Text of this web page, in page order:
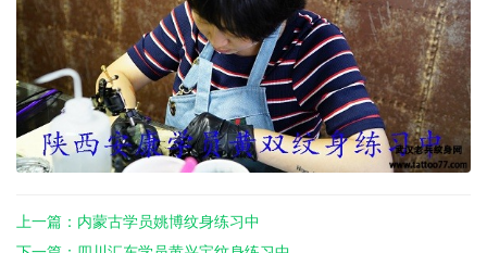
上一篇：内蒙古学员姚博纹身练习中